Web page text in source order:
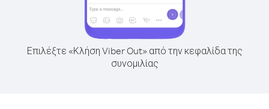
Επιλέξτε «Κλήση Viber Out» από την κεφαλίδα της
συνομιλίας